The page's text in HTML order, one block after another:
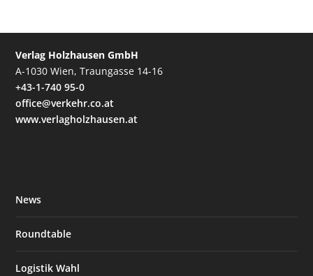
Verlag Holzhausen GmbH
A-1030 Wien, Traungasse 14-16
+43-1-740 95-0
office@verkehr.co.at
www.verlagholzhausen.at
News
Roundtable
Logistik Wahl